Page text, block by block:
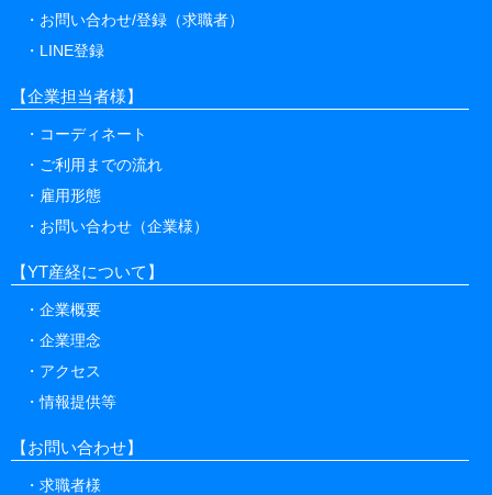
お問い合わせ/登録（求職者）
LINE登録
【企業担当者様】
コーディネート
ご利用までの流れ
雇用形態
お問い合わせ（企業様）
【YT産経について】
企業概要
企業理念
アクセス
情報提供等
【お問い合わせ】
求職者様